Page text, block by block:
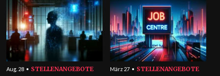
Aug. 28 STELLENANGEBOTE März 27 STELLENANGEBOTE